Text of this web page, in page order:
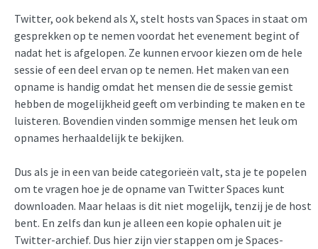
Twitter, ook bekend als X, stelt hosts van Spaces in staat om
gesprekken op te nemen voordat het evenement begint of
nadat het is afgelopen. Ze kunnen ervoor kiezen om de hele
sessie of een deel ervan op te nemen. Het maken van een
opname is handig omdat het mensen die de sessie gemist
hebben de mogelijkheid geeft om verbinding te maken en te
luisteren. Bovendien vinden sommige mensen het leuk om
opnames herhaaldelijk te bekijken.
Dus als je in een van beide categorieën valt, sta je te popelen
om te vragen hoe je de opname van Twitter Spaces kunt
downloaden. Maar helaas is dit niet mogelijk, tenzij je de host
bent. En zelfs dan kun je alleen een kopie ophalen uit je
Twitter-archief. Dus hier zijn vier stappen om je Spaces-